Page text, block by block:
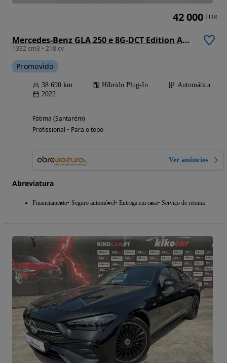
Mercedes-Benz GLA 250 e 8G-DCT Edition AMG Line
1332 cm3 • 218 cv
Promovido
38 690 km Híbrido Plug-In
Automática
2022
Fátima (Santarém)
Profissional • Para o topo
Ver anúncios
Abreviatura
Financiamento Seguro automóvel Entrega em casa Serviço de retoma
42 000 EUR